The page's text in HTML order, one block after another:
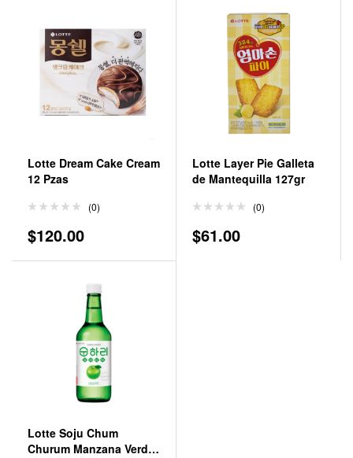
Lotte Dream Cake Cream
12 Pzas
(0)
$120.00
Lotte Layer Pie Galleta
de Mantequilla 127gr
(0)
$61.00
Lotte Soju Chum
Churum Manzana Verde